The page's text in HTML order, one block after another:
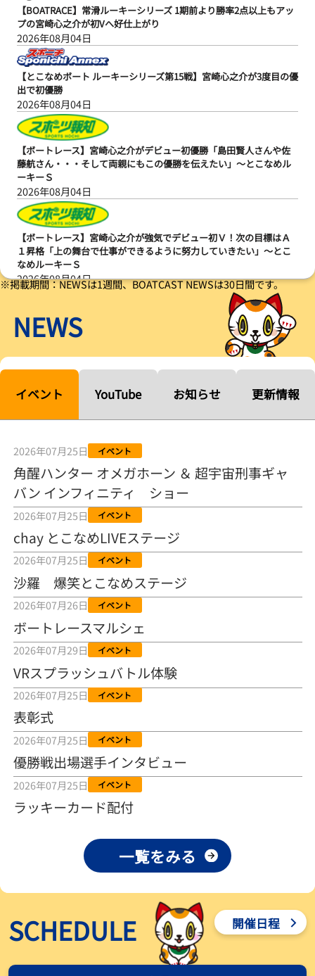
【BOATRACE】常滑ルーキーシリーズ 1期前より勝率2点以上もアッ
プの宮崎心之介が初Vへ好仕上がり
2026年08月04日
【とこなめボート ルーキーシリーズ第15戦】宮崎心之介が3度目の優
出で初優勝
2026年08月04日
【ボートレース】宮崎心之介がデビュー初優勝「島田賢人さんや佐
藤航さん・・・そして両親にもこの優勝を伝えたい」～とこなめル
ーキーＳ
2026年08月04日
【ボートレース】宮崎心之介が強気でデビュー初Ｖ！次の目標はＡ
１昇格「上の舞台で仕事ができるように努力していきたい」～とこ
なめルーキーＳ
2026年08月04日
【ルーキーシリーズ第15戦】塚越海斗「伸びを生かす方向で」4カド
から攻める／とこなめボートレース
【常滑ボート・ルーキーＳ】宮崎心之介 うれしいデビュー初優勝
「このままＡ１になれるように」
2026年08月04日
ド！／常滑ボート
2026年08月04日
【ボートレース】「しょっぱいですね」初優勝の宮崎心之介が水神
祭で満面の笑み／常滑 - 日刊スポーツ
2026年08月04日
【ボート】とこなめルーキーＳ 宮崎心之介がデビューから１年９カ
月で初優勝
2026年08月04日
【ボートレース】12R優勝戦のスタート特訓実施 初Ｖ目指す宮崎心
之介の仕上がり上々／常滑 - 日刊スポーツ
2026年08月04日
【とこなめボート ルーキーシリーズ第15戦】荒木颯斗 当地フレッシ
ュルーキーが初Vで恩返しを
2026年08月03日
【とこなめボート】ういちの「好配招き猫」ルーキーシリーズ第15
戦～自分の収支状況も想定してこそ〝本物の予想〟！／ボートレー
ス
2026年08月03日
【ボートレース】荒木颯斗が地元唯一の優出！３号艇でデビュー初
Ｖ狙う「自分の好きな感じになっている」～とこなめルーキーＳ
【ボートレース】訓練中の大けが乗り越えデビューした宮崎心之介
が初Ｖ王手「１枠なら負けないと思います」～とこなめルーキーＳ
2026年08月03日
【常滑ボート・ルーキーＳ】津田陸翔はリング交換で気配一変「初
優勝目指して頑張ります」
※掲載期間：NEWSは1週間、BOATCAST NEWSは30日間です。
NEWS
イベント YouTube お知らせ 更新情報
2026年07月25日 イベント
角醒ハンター オメガホーン ＆ 超宇宙刑事ギャ
バン インフィニティ ショー
2026年07月25日 イベント
chay とこなめLIVEステージ
2026年07月25日 イベント
沙羅 爆笑とこなめステージ
2026年07月26日 イベント
ボートレースマルシェ
2026年07月29日 イベント
VRスプラッシュバトル体験
2026年07月25日 イベント
表彰式
2026年07月25日 イベント
優勝戦出場選手インタビュー
2026年07月25日 イベント
ラッキーカード配付
一覧をみる
SCHEDULE 開催日程